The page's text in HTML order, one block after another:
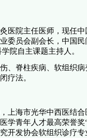
医院主任医师，现任
委员会副会长，中国
院自主课题主持人。
、脊柱疾病、软组织
疗法。
上海市光华中西医结
学青年人才最高荣誉奖
开发协会软组织诊疗